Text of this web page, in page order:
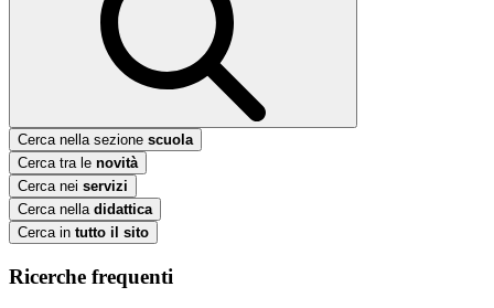
Cerca nella sezione scuola
Cerca tra le novità
Cerca nei servizi
Cerca nella didattica
Cerca in tutto il sito
Ricerche frequenti